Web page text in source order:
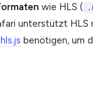
wie HLS (
unterstützt HLS
hls.js benötigen, um